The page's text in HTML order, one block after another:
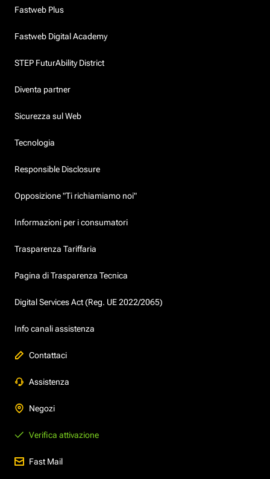
Fastweb Plus
Fastweb Digital Academy
STEP FuturAbility District
Diventa partner
Sicurezza sul Web
Tecnologia
Responsible Disclosure
Opposizione "Ti richiamiamo noi"
Informazioni per i consumatori
Trasparenza Tariffaria
Pagina di Trasparenza Tecnica
Digital Services Act (Reg. UE 2022/2065)
Info canali assistenza
Contattaci
Assistenza
Negozi
Verifica attivazione
Fast Mail